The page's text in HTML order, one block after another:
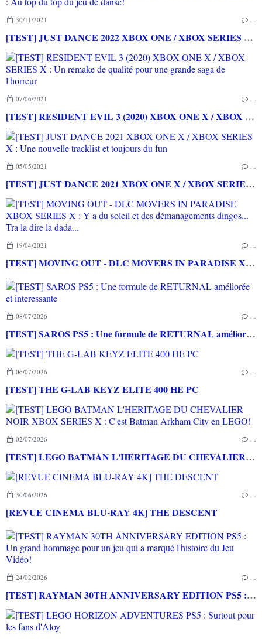
30/11/2021
[TEST] JUST DANCE 2022 XBOX ONE / XBOX SERIES X : Au top du top du jeu de danse!
07/06/2021
[TEST] RESIDENT EVIL 3 (2020) XBOX ONE X / XBOX SERIES X : Un remake de qualité pour une grande saga de l'horreur
05/05/2021
[TEST] JUST DANCE 2021 XBOX ONE X / XBOX SERIES X : Une nouvelle tracklist et toujours du fun
19/04/2021
[TEST] MOVING OUT - DLC MOVERS IN PARADISE XBOX SERIES X : Y a du soleil et des démanagements dingos... Tra la dire la dada...
08/07/2026
[TEST] SAROS PS5 : Une formule de RETURNAL améliorée et interessante
06/07/2026
[TEST] THE G-LAB KEYZ ELITE 400 HE PC
02/07/2026
[TEST] LEGO BATMAN L'HERITAGE DU CHEVALIER NOIR XBOX SERIES X : C'est Batman Arkham City en LEGO!
30/06/2026
[REVUE CINEMA BLU-RAY 4K] THE DESCENT
24/02/2026
[TEST] RAYMAN 30TH ANNIVERSARY EDITION PS5 : Un grand hommage pour un jeu qui a marqué l'histoire du Jeu Vidéo!